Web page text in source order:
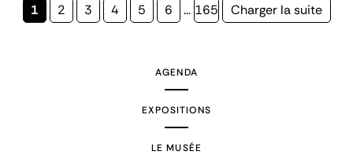
Page
1 Page
2 Page
3 Page
4 Page
5 Page
6 … Page
165
Page
Charger la suite
AGENDA
EXPOSITIONS
LE MUSÉE